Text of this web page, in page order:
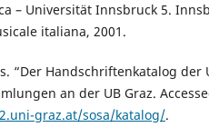
– Universität Innsbruck 5.
italiana, 2001.
“Der Handschriftenkatalog der
an der UB Graz.
graz.at/sosa/katalog/.